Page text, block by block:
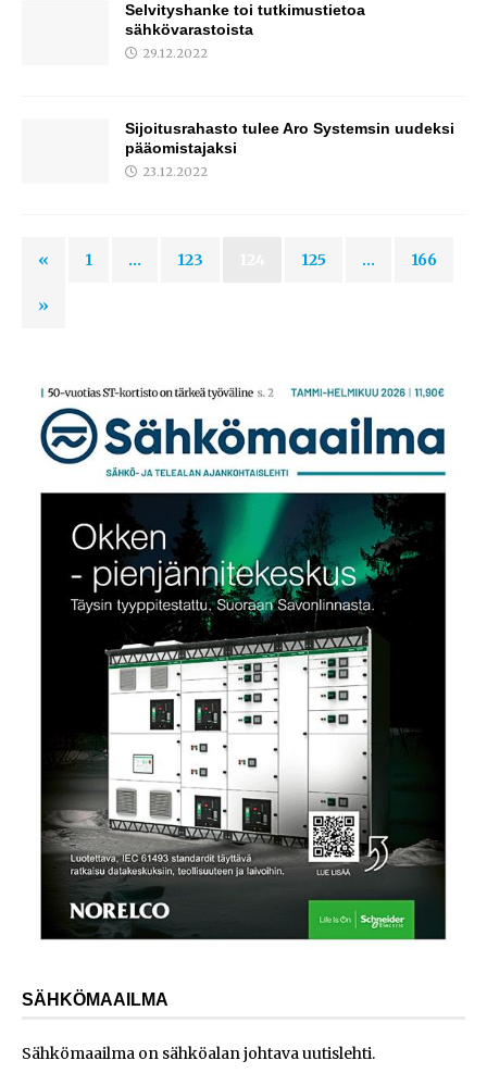
Selvityshanke toi tutkimustietoa
sähkövarastoista
29.12.2022
Sijoitusrahasto tulee Aro Systemsin uudeksi
pääomistajaksi
23.12.2022
« 1 … 123 125 … 166
»
SÄHKÖMAAILMA
Sähkömaailma on sähköalan johtava uutislehti.